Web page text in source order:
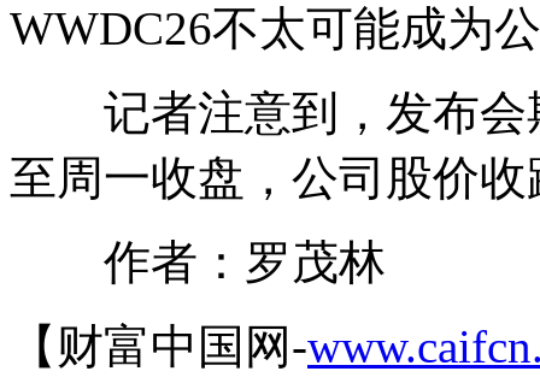
WWDC26不太可能成为
记者注意到，发布会
至周一收盘，公司股价收
作者：罗茂林
【财富中国网-